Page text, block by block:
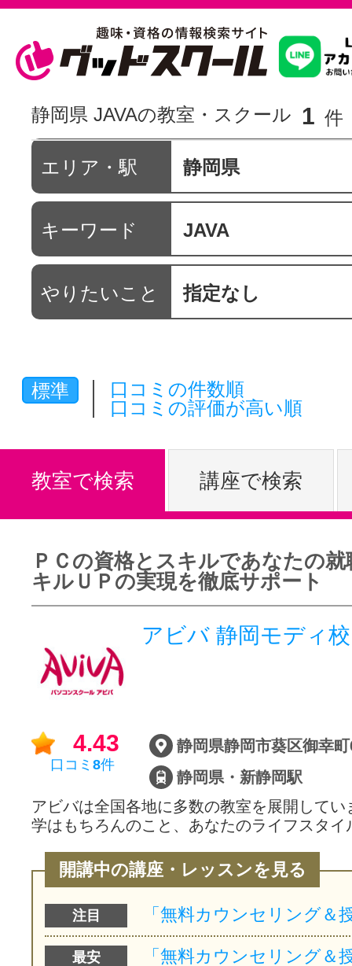
習いたいこ
スクールを
駅・路線か
通信講座を
体験レッス
やりたいこ
特集をみる
グッドスク
サイトマッ
静岡県 JAVAの教室・スクール 1 件
エリア・駅 静岡県
キーワード JAVA
やりたいこと 指定なし
標準
口コミの件数順
口コミの評価が高い順
教室で検索 講座で検索
ＰＣの資格とスキルであなたの就
キルＵＰの実現を徹底サポート
アビバ 静岡モディ校
4.43
口コミ 8件
静岡県・新静岡駅
アビバは全国各地に多数の教室を展開してい
学はもちろんのこと、あなたのライフスタ
開講中の講座・レッスンを見る
注目
最安